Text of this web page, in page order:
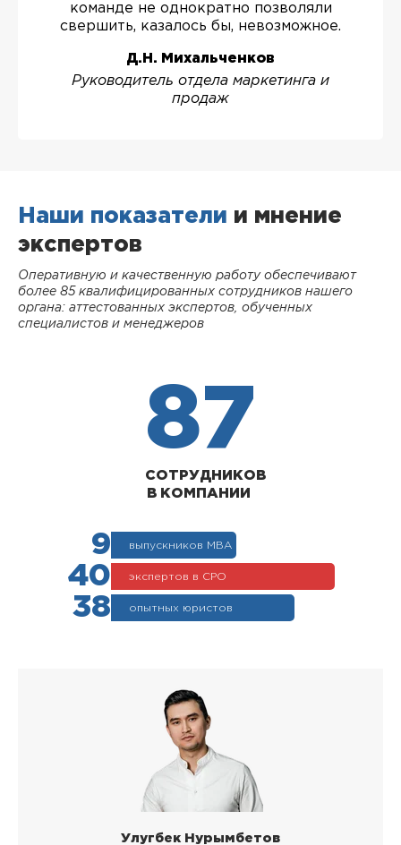
команде не однократно позволяли
свершить, казалось бы, невозможное.
Д.Н. Михальченков
Руководитель отдела маркетинга и
продаж
Наши показатели и мнение
экспертов
Оперативную и качественную работу обеспечивают
более 85 квалифицированных сотрудников нашего
органа: аттестованных экспертов, обученных
специалистов и менеджеров
87
СОТРУДНИКОВ
В КОМПАНИИ
9 выпускников МВА
40 экспертов в СРО
38 опытных юристов
Улугбек Нурымбетов